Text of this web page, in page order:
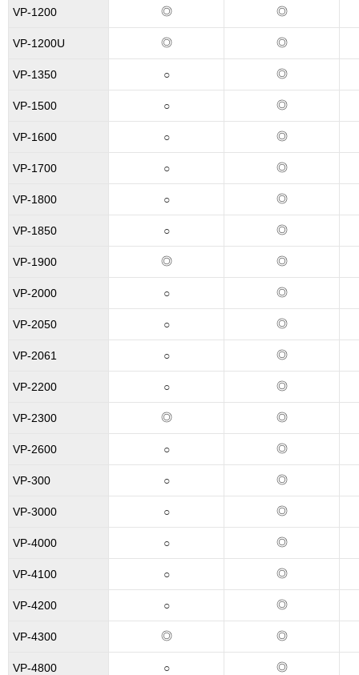
VP-1200 ◎ ◎
VP-1200U ◎ ◎
VP-1350 ○ ◎
VP-1500 ○ ◎
VP-1600 ○ ◎
VP-1700 ○ ◎
VP-1800 ○ ◎
VP-1850 ○ ◎
VP-1900 ◎ ◎
VP-2000 ○ ◎
VP-2050 ○ ◎
VP-2061 ○ ◎
VP-2200 ○ ◎
VP-2300 ◎ ◎
VP-2600 ○ ◎
VP-300 ○ ◎
VP-3000 ○ ◎
VP-4000 ○ ◎
VP-4100 ○ ◎
VP-4200 ○ ◎
VP-4300 ◎ ◎
VP-4800 ○ ◎